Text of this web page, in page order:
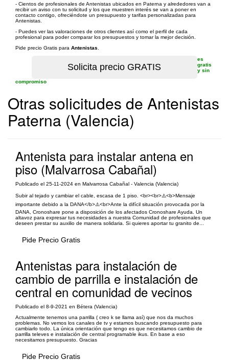
- Cientos de profesionales de Antenistas ubicados en Paterna y alrededores van a
recibir un aviso con tu solicitud y los que muestren interés se van a poner en
contacto contigo, ofreciéndote un presupuesto y tarifas personalizadas para
Antenistas.
- Puedes ver las valoraciones de otros clientes así como el perfil de cada
profesional para poder comparar los presupuestos y tomar la mejor decisión.
Pide precio Gratis para Antenistas
es
gratis
y sin
compromiso
Otras solicitudes de Antenistas
Paterna (Valencia)
Antenista para instalar antena en
piso (Malvarrosa Cabañal)
Publicado el 25-11-2024 en Malvarrosa Cabañal - Valencia (Valencia)
Subir al tejado y cambiar el cable, escasa de 1 piso. <br><br>⚠️<b>Mensaje
importante debido a la DANA</b>⚠️<br>Ante la difícil situación provocada por la
DANA, Cronoshare pone a disposición de los afectados Cronoshare Ayuda. Un
altavoz para expresar tus necesidades a nuestra Comunidad de profesionales que
deseen prestar su auxilio de manera solidaria. Si quieres aportar tu granito de...
Pide Precio Gratis
Antenistas para instalación de
cambio de parrilla e instalación de
central en comunidad de vecinos
Publicado el 8-9-2021 en Bétera (Valencia)
Actualmente tenemos una parrilla ( creo k se llama así) que nos da muchos
problemas. No vemos los canales de tv y estamos buscando presupuesto para
cambiarlo todo. La única orientación que tengo es que necesitamos cambio de
parrilla televes e instalación de central programable ikus. En base a eso
necesitamos presupuesto. Gracias
Pide Precio Gratis